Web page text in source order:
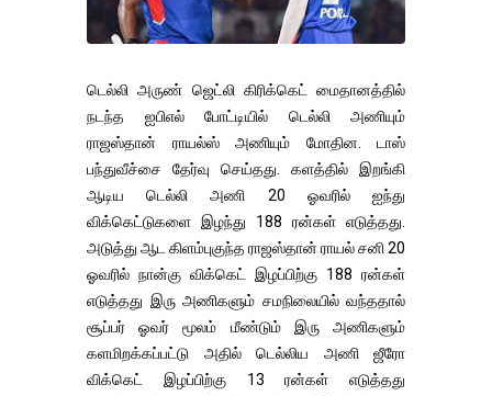
டெல்லி அருண் ஜெட்லி கிரிக்கெட் மைதானத்தில்
நடந்த ஐபிஎல் போட்டியில் டெல்லி அணியும்
ராஜஸ்தான் ராயல்ஸ் அணியும் மோதின. டாஸ்
பந்துவீச்சை தேர்வு செய்தது. களத்தில் இறங்கி
ஆடிய டெல்லி அணி 20 ஓவரில் ஐந்து
விக்கெட்டுகளை இழந்து 188 ரன்கள் எடுத்தது.
அடுத்து ஆட கிளம்புகுந்த ராஜஸ்தான் ராயல் சனி 20
ஓவரில் நான்கு விக்கெட் இழப்பிற்கு 188 ரன்கள்
எடுத்தது இரு அணிகளும் சமநிலையில் வந்ததால்
சூப்பர் ஓவர் மூலம் மீண்டும் இரு அணிகளும்
களமிறக்கப்பட்டு அதில் டெல்லிய அணி ஜீரோ
விக்கெட் இழப்பிற்கு 13 ரன்கள் எடுத்தது